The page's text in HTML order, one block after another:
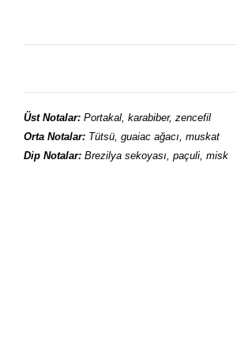
Üst Notalar: Portakal, karabiber, zencefil
Orta Notalar: Tütsü, guaiac ağacı, muskat
Dip Notalar: Brezilya sekoyası, paçuli, misk